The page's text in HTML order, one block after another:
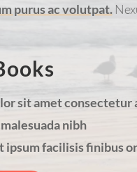
purus ac volutpat.
sit amet
nibh
ipsum facilisis finibus